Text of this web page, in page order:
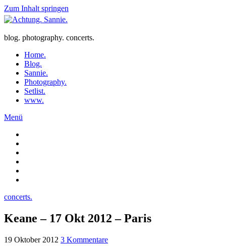
Zum Inhalt springen
blog. photography. concerts.
Home.
Blog.
Sannie.
Photography.
Setlist.
www.
Menü
concerts.
Keane – 17 Okt 2012 – Paris
19 Oktober 2012 3 Kommentare